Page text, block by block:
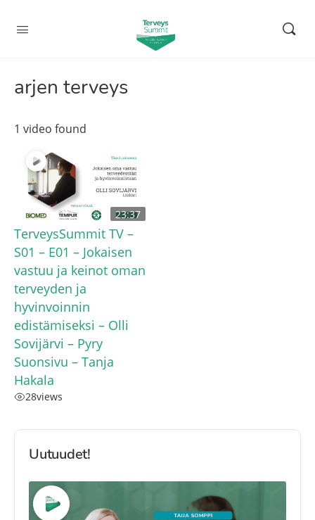
arjen terveys
1 video found
23:37
TerveysSummit TV –
S01 – E01 – Jokaisen
vastuu ja keinot oman
terveyden ja
hyvinvoinnin
edistämiseksi – Olli
Sovijärvi – Pyry
Suonsivu – Tanja
Hakala
28views
Uutuudet!